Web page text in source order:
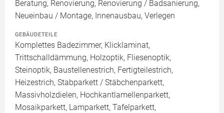
Beratung, Renovierung, Renovierung / Badsanierung,
Neueinbau / Montage, Innenausbau, Verlegen
GEBÄUDETEILE
Komplettes Badezimmer, Klicklaminat,
Trittschalldämmung, Holzoptik, Fliesenoptik,
Steinoptik, Baustellenestrich, Fertigteilestrich,
Heizestrich, Stabparkett / Stäbchenparkett,
Massivholzdielen, Hochkantlamellenparkett,
Mosaikparkett, Lamparkett, Tafelparkett,